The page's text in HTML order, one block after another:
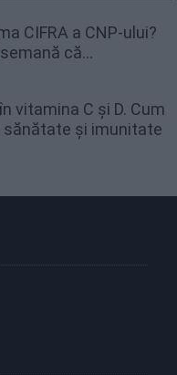
CIFRA a CNP-ului?
că...
vitamina C și D. Cum
sănătate și imunitate